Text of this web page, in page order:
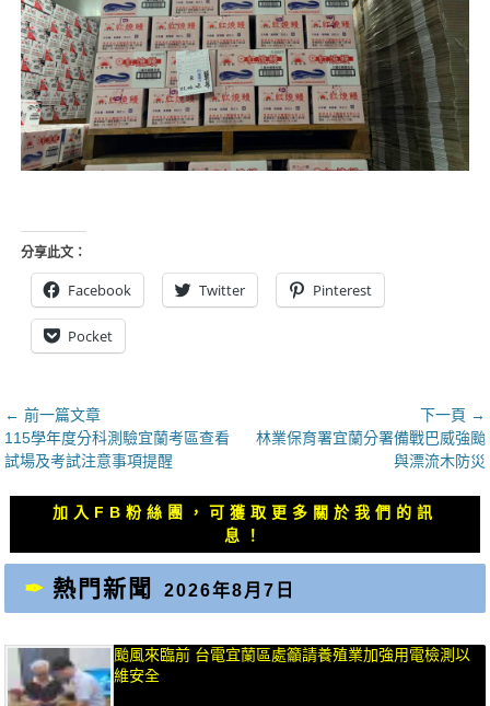
分享此文：
Facebook Twitter Pinterest
Pocket
文
章
導
覽
← 前一篇文章
上
一
115學年度分科測驗宜蘭考區查看
試場及考試注意事項提醒
下一頁 →
下
文
章：
林業保育署宜蘭分署備戰巴威強颱
與漂流木防災
加入FB粉絲團，可獲取更多關於我們的訊
息！
熱門新聞 2026年8月7日
颱風來臨前 台電宜蘭區處籲請養殖業加強用電檢測以
維安全